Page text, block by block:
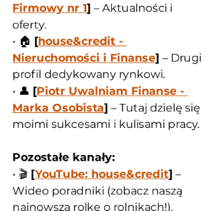
Firmowy nr 1] – Aktualności i
oferty.
• 🏠 [house&credit -
Nieruchomości i Finanse] – Drugi
profil dedykowany rynkowi.
• 👤 [Piotr Uwalniam Finanse -
Marka Osobista] – Tutaj dzielę się
moimi sukcesami i kulisami pracy.
Pozostałe kanały:
• 🎬 [YouTube: house&credit] –
Wideo poradniki (zobacz naszą
najnowszą rolkę o rolnikach!).